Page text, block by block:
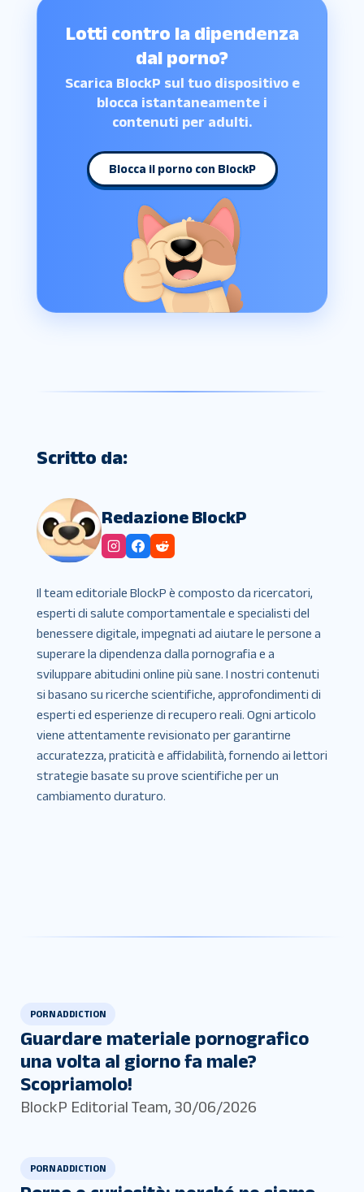
Lotti contro la dipendenza
dal porno?
Scarica BlockP sul tuo dispositivo e
blocca istantaneamente i
contenuti per adulti.
Blocca il porno con BlockP
Scritto da:
Redazione BlockP
Il team editoriale BlockP è composto da ricercatori,
esperti di salute comportamentale e specialisti del
benessere digitale, impegnati ad aiutare le persone a
superare la dipendenza dalla pornografia e a
sviluppare abitudini online più sane. I nostri contenuti
si basano su ricerche scientifiche, approfondimenti di
esperti ed esperienze di recupero reali. Ogni articolo
viene attentamente revisionato per garantirne
accuratezza, praticità e affidabilità, fornendo ai lettori
strategie basate su prove scientifiche per un
cambiamento duraturo.
PORN ADDICTION
Guardare materiale pornografico
una volta al giorno fa male?
Scopriamolo!
BlockP Editorial Team, 30/06/2026
PORN ADDICTION